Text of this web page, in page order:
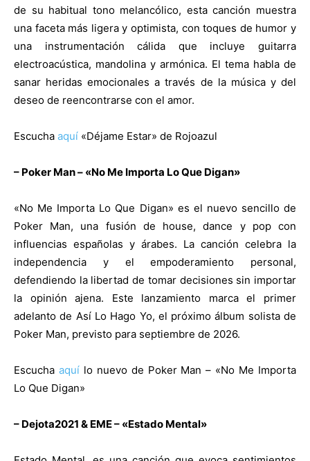
de su habitual tono melancólico, esta canción muestra
una faceta más ligera y optimista, con toques de humor y
una instrumentación cálida que incluye guitarra
electroacústica, mandolina y armónica. El tema habla de
sanar heridas emocionales a través de la música y del
deseo de reencontrarse con el amor.
Escucha aquí «Déjame Estar» de Rojoazul
– Poker Man – «No Me Importa Lo Que Digan»
«No Me Importa Lo Que Digan» es el nuevo sencillo de
Poker Man, una fusión de house, dance y pop con
influencias españolas y árabes. La canción celebra la
independencia y el empoderamiento personal,
defendiendo la libertad de tomar decisiones sin importar
la opinión ajena. Este lanzamiento marca el primer
adelanto de Así Lo Hago Yo, el próximo álbum solista de
Poker Man, previsto para septiembre de 2026.
Escucha aquílo nuevo de Poker Man – «No Me Importa
Lo Que Digan»
– Dejota2021 & EME – «Estado Mental»